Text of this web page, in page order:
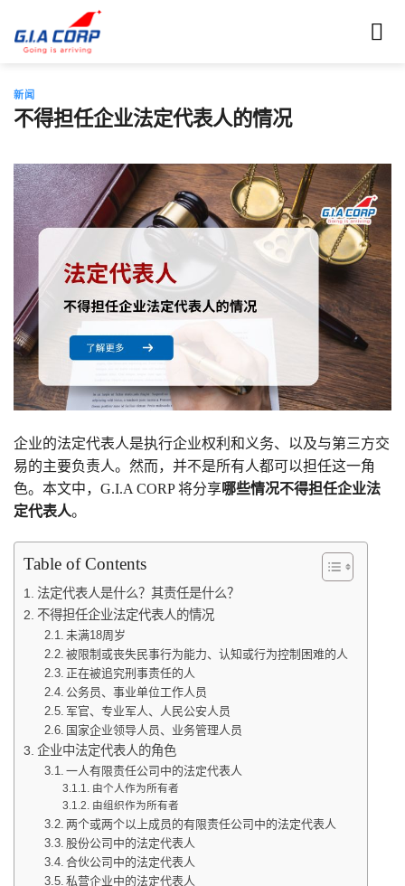
新闻
不得担任企业法定代表人的情况
企业的法定代表人是执行企业权利和义务、以及与第三方交
易的主要负责人。然而，并不是所有人都可以担任这一角
色。本文中，G.I.A CORP 将分享哪些情况不得担任企业法
定代表人。
Table of Contents
法定代表人是什么？其责任是什么？
不得担任企业法定代表人的情况
未满18周岁
被限制或丧失民事行为能力、认知或行为控制困难的人
正在被追究刑事责任的人
公务员、事业单位工作人员
军官、专业军人、人民公安人员
国家企业领导人员、业务管理人员
企业中法定代表人的角色
一人有限责任公司中的法定代表人
由个人作为所有者
由组织作为所有者
两个或两个以上成员的有限责任公司中的法定代表人
股份公司中的法定代表人
合伙公司中的法定代表人
私营企业中的法定代表人